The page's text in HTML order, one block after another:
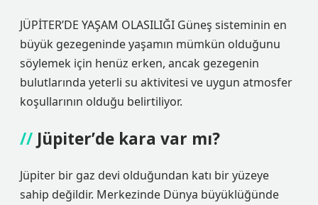
JÜPİTER’DE YAŞAM OLASILIĞI Güneş sisteminin en
büyük gezegeninde yaşamın mümkün olduğunu
söylemek için henüz erken, ancak gezegenin
bulutlarında yeterli su aktivitesi ve uygun atmosfer
koşullarının olduğu belirtiliyor.
Jüpiter’de kara var mı?
Jüpiter bir gaz devi olduğundan katı bir yüzeye
sahip değildir. Merkezinde Dünya büyüklüğünde